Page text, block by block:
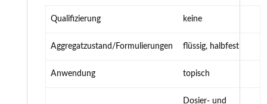
Qualifizierung keine
Aggregatzustand/Formulierungen flüssig, halbfest
Anwendung topisch
Dosier- und